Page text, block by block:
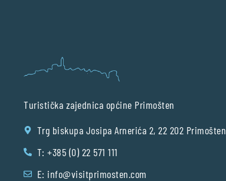
Turistička zajednica općine Primošten
Trg biskupa Josipa Arnerića 2, 22 202 Primošten
T: +385 (0) 22 571 111
E: info@visitprimosten.com